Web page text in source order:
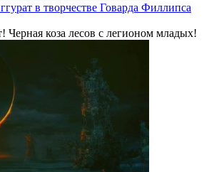
в творчестве Говарда Филлипса
коза лесов с легионом младых!